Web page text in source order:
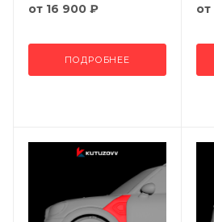
от 16 900 ₽
ПОДРОБНЕЕ
от